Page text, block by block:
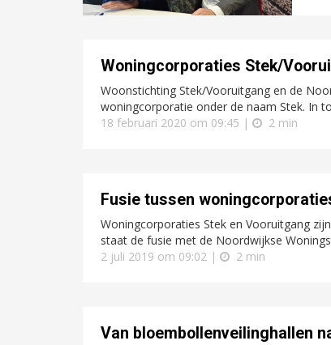
Woningcorporaties Stek/
Woonstichting Stek/Vooruitgang en de
woningcorporatie onder de naam Stek. In
18 februari 2020 om 09:45 |
2 min
Fusie tussen
Woningcorporaties Stek en Vooruitgang
staat de fusie met de Noordwijkse
2 juli 2019 om 09:02 |
2 min
Van bloembollenveilinghallen